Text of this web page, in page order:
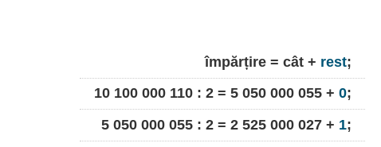
împărțire = cât + rest;
10 100 000 110 : 2 = 5 050 000 055 + 0;
5 050 000 055 : 2 = 2 525 000 027 + 1;